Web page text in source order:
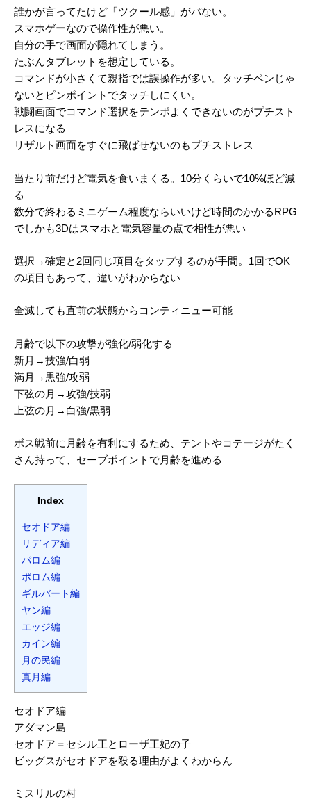
誰かが言ってたけど「ツクール感」がパない。
スマホゲーなので操作性が悪い。
自分の手で画面が隠れてしまう。
たぶんタブレットを想定している。
コマンドが小さくて親指では誤操作が多い。タッチペンじゃ
ないとピンポイントでタッチしにくい。
戦闘画面でコマンド選択をテンポよくできないのがプチスト
レスになる
リザルト画面をすぐに飛ばせないのもプチストレス
当たり前だけど電気を食いまくる。10分くらいで10%ほど減
る
数分で終わるミニゲーム程度ならいいけど時間のかかるRPG
でしかも3Dはスマホと電気容量の点で相性が悪い
選択→確定と2回同じ項目をタップするのが手間。1回でOK
の項目もあって、違いがわからない
全滅しても直前の状態からコンティニュー可能
月齢で以下の攻撃が強化/弱化する
新月→技強/白弱
満月→黒強/攻弱
下弦の月→攻強/技弱
上弦の月→白強/黒弱
ボス戦前に月齢を有利にするため、テントやコテージがたく
さん持って、セーブポイントで月齢を進める
Index
セオドア編
リディア編
パロム編
ポロム編
ギルバート編
ヤン編
エッジ編
カイン編
月の民編
真月編
セオドア編
アダマン島
セオドア＝セシル王とローザ王妃の子
ビッグスがセオドアを殴る理由がよくわからん
ミスリルの村